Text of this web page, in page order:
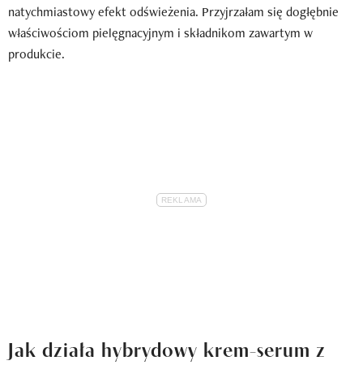
natychmiastowy efekt odświeżenia. Przyjrzałam się dogłębnie
właściwościom pielęgnacyjnym i składnikom zawartym w
produkcie.
Jak działa hybrydowy krem-serum z